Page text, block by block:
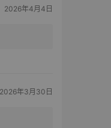
2026年4月4日
2026年3月30日